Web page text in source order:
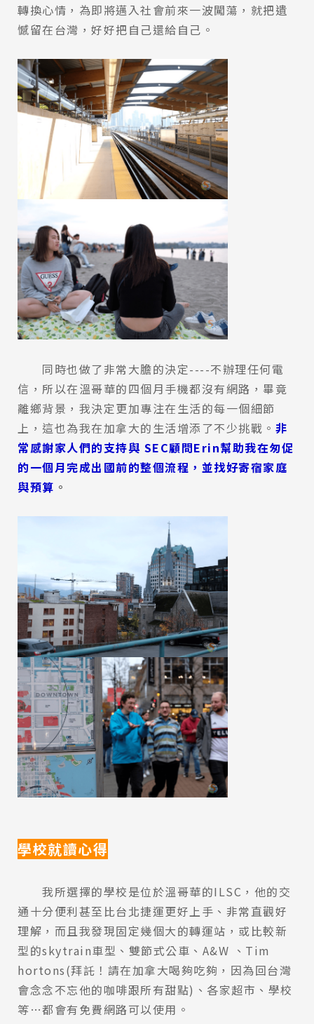
Latest News 最新消息
Promotion 最新優惠
Program 課程選擇
轉換心情，為即將邁入社會前來一波闖蕩，就把遺
憾留在台灣，好好把自己還給自己。
同時也做了非常大膽的決定----不辦理任何電
信，所以在溫哥華的四個月手機都沒有網路，畢竟
離鄉背景，我決定更加專注在生活的每一個細節
上，這也為我在加拿大的生活增添了不少挑戰。 非
常感謝家人們的支持與 SEC顧問Erin幫助我在匆促
的一個月完成出國前的整個流程，並找好寄宿家庭
與預算 。
學校就讀心得
我所選擇的學校是位於溫哥華的ILSC，他的交
通十分便利甚至比台北捷運更好上手、非常直觀好
理解，而且我發現固定幾個大的轉運站，或比較新
型的skytrain車型、雙節式公車、A&W 、Tim
hortons(拜託！請在加拿大喝夠吃夠，因為回台灣
會念念不忘他的咖啡跟所有甜點)、各家超市、學校
等…都會有免費網路可以使用。